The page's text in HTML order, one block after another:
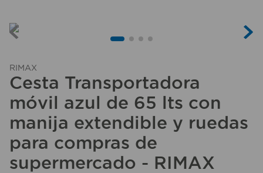
RIMAX
Cesta Transportadora
móvil azul de 65 lts con
manija extendible y ruedas
para compras de
supermercado - RIMAX
5.
7.
aspiradora
8.
taladro
9.
cerradura
10
fregadero